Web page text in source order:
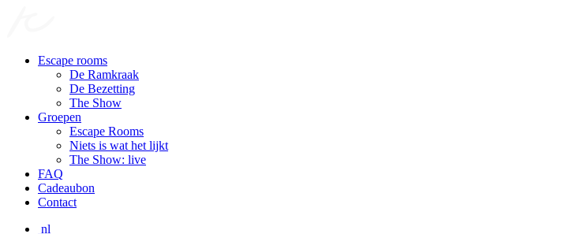
Escape rooms
De Ramkraak
De Bezetting
The Show
Groepen
Escape Rooms
Niets is wat het lijkt
The Show: live
FAQ
Cadeaubon
Contact
nl